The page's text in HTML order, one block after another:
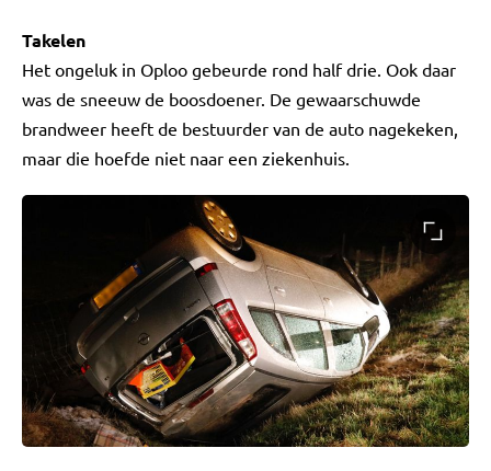
Takelen
Het ongeluk in Oploo gebeurde rond half drie. Ook daar
was de sneeuw de boosdoener. De gewaarschuwde
brandweer heeft de bestuurder van de auto nagekeken,
maar die hoefde niet naar een ziekenhuis.